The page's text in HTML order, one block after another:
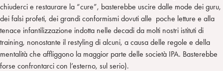
chiuderci e restaurare la “cure”, basterebbe uscire dalle mode dei guru,
dei falsi profeti, dei grandi conformismi dovuti alle poche letture e alla
tenace infantilizzazione indotta nelle decadi da molti nostri istituti di
training, nonostante il restyling di alcuni, a causa delle regole e della
mentalità che affliggono la maggior parte delle società IPA. Basterebbe
forse confrontarci con l’esterno, sul serio).